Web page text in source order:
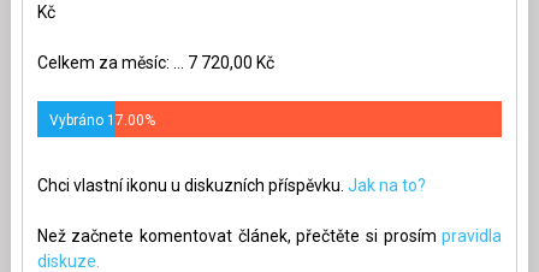
Kč
Celkem za měsíc: ... 7 720,00 Kč
Vybráno 17.00%
Chci vlastní ikonu u diskuzních příspěvku. Jak na to?
Než začnete komentovat článek, přečtěte si prosímpravidla
diskuze.